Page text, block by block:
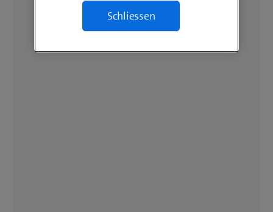
Schliessen